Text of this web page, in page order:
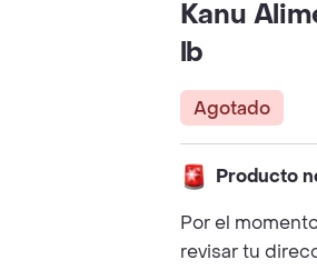
Kanu
lb
Agotado
Producto
Por el
revisar tu